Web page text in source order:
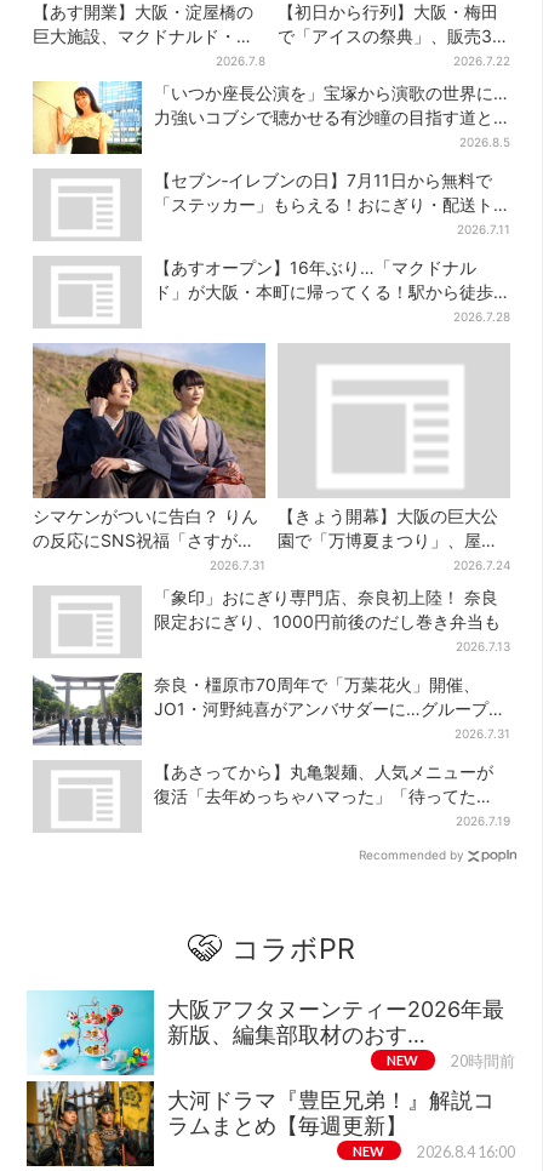
【あす開業】大阪・淀屋橋の
巨大施設、マクドナルド・鶴
丸うどん…グルメ充実！“500
円前後ランチ”も叶う
2026.7.8
【初日から行列】大阪・梅田
で「アイスの祭典」、販売30
分で完売…“ほうせき箱”の限定
メニューも
2026.7.22
「いつか座長公演を」宝塚から演歌の世界に…
力強いコブシで聴かせる有沙瞳の目指す道と
2026.8.5
【セブン‐イレブンの日】7月11日から無料で
「ステッカー」もらえる！おにぎり・配送ト
2026.7.11
【あすオープン】16年ぶり…「マクドナル
ド」が大阪・本町に帰ってくる！駅から徒歩1
2026.7.28
シマケンがついに告白？ りん
の反応にSNS祝福「さすがに
2026.7.31
【きょう開幕】大阪の巨大公
園で「万博夏まつり」、屋台
グルメ＆幻想的イルミネーシ
ョン…計27日間開催
2026.7.24
「象印」おにぎり専門店、奈良初上陸！ 奈良
限定おにぎり、1000円前後のだし巻き弁当も
2026.7.13
奈良・橿原市70周年で「万葉花火」開催、
JO1・河野純喜がアンバサダーに…グループ楽
2026.7.31
【あさってから】丸亀製麺、人気メニューが
復活「去年めっちゃハマった」「待ってた
2026.7.19
Recommended by
コラボPR
大阪アフタヌーンティー2026年最
新版、編集部取材のおす…
NEW 20時間前
大河ドラマ『豊臣兄弟！』解説コ
ラムまとめ【毎週更新】
NEW 2026.8.4 16:00